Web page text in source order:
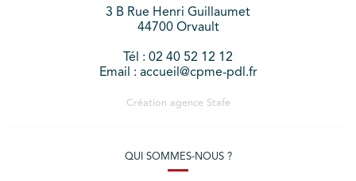
3 B Rue Henri Guillaumet
44700 Orvault
Tél : 02 40 52 12 12
Email : accueil@cpme-pdl.fr
Création agence Stafe
QUI SOMMES-NOUS ?